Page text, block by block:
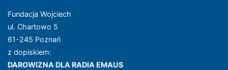
Fundacja Wojciech
ul. Chartowo 5
61-245 Poznań
z dopiskiem:
DAROWIZNA DLA RADIA EMAUS